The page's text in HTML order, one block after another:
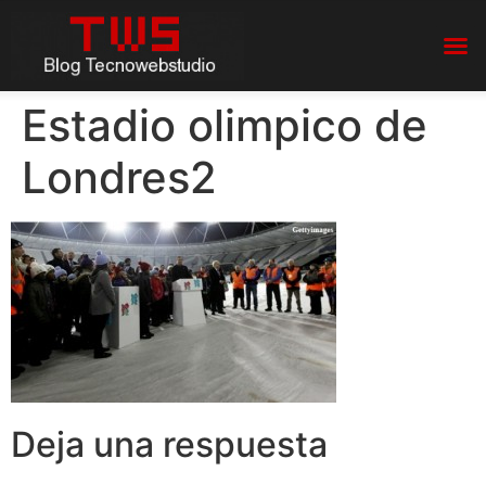
Estadio olimpico de
Londres2
Deja una respuesta